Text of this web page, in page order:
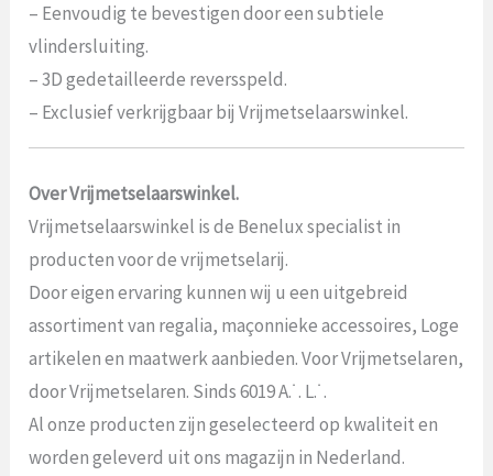
– Eenvoudig te bevestigen door een subtiele
vlindersluiting.
– 3D gedetailleerde reversspeld.
– Exclusief verkrijgbaar bij Vrijmetselaarswinkel.
Over Vrijmetselaarswinkel.
Vrijmetselaarswinkel is de Benelux specialist in
producten voor de vrijmetselarij.
Door eigen ervaring kunnen wij u een uitgebreid
assortiment van regalia, maçonnieke accessoires, Loge
artikelen en maatwerk aanbieden. Voor Vrijmetselaren,
door Vrijmetselaren. Sinds 6019 A.˙. L.˙.
Al onze producten zijn geselecteerd op kwaliteit en
worden geleverd uit ons magazijn in Nederland.